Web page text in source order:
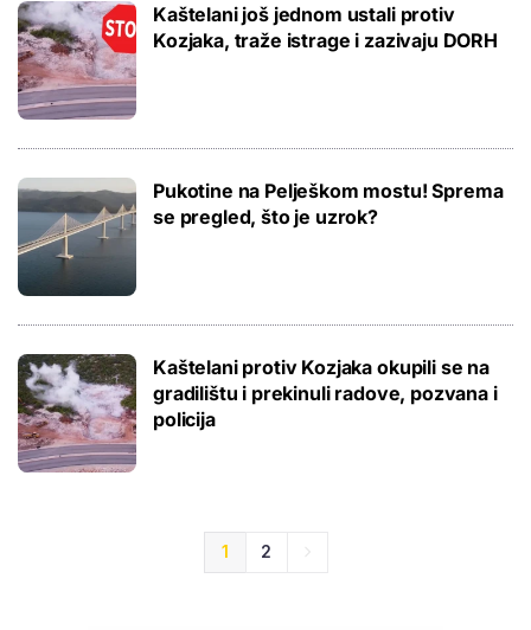
Kaštelani još jednom ustali protiv
Kozjaka, traže istrage i zazivaju DORH
Pukotine na Pelješkom mostu! Sprema
se pregled, što je uzrok?
Kaštelani protiv Kozjaka okupili se na
gradilištu i prekinuli radove, pozvana i
policija
1 2